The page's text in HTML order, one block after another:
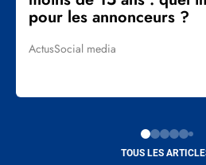
TOUS LES
jour
pour les annonceurs ?
Tags
ActusSocial media